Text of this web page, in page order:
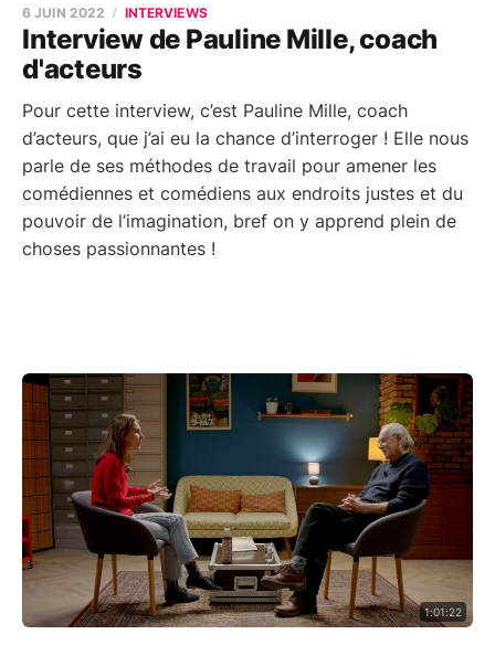
Interview de Pauline Mille, coach
d'acteurs
6 JUIN 2022 INTERVIEWS
Pour cette interview, c’est Pauline Mille, coach
d’acteurs, que j’ai eu la chance d’interroger ! Elle nous
parle de ses méthodes de travail pour amener les
comédiennes et comédiens aux endroits justes et du
pouvoir de l’imagination, bref on y apprend plein de
choses passionnantes !
1:01:22